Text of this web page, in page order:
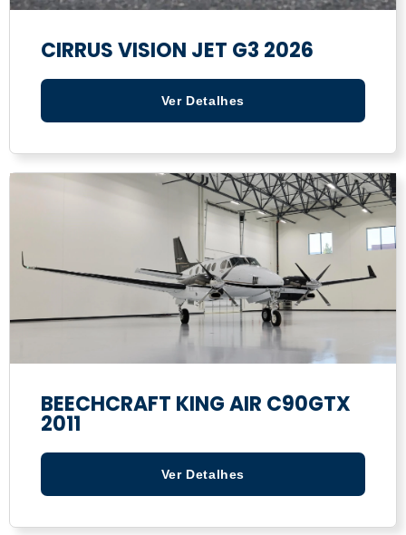
CIRRUS VISION JET G3 2026
Ver Detalhes
BEECHCRAFT KING AIR C90GTX
2011
Ver Detalhes